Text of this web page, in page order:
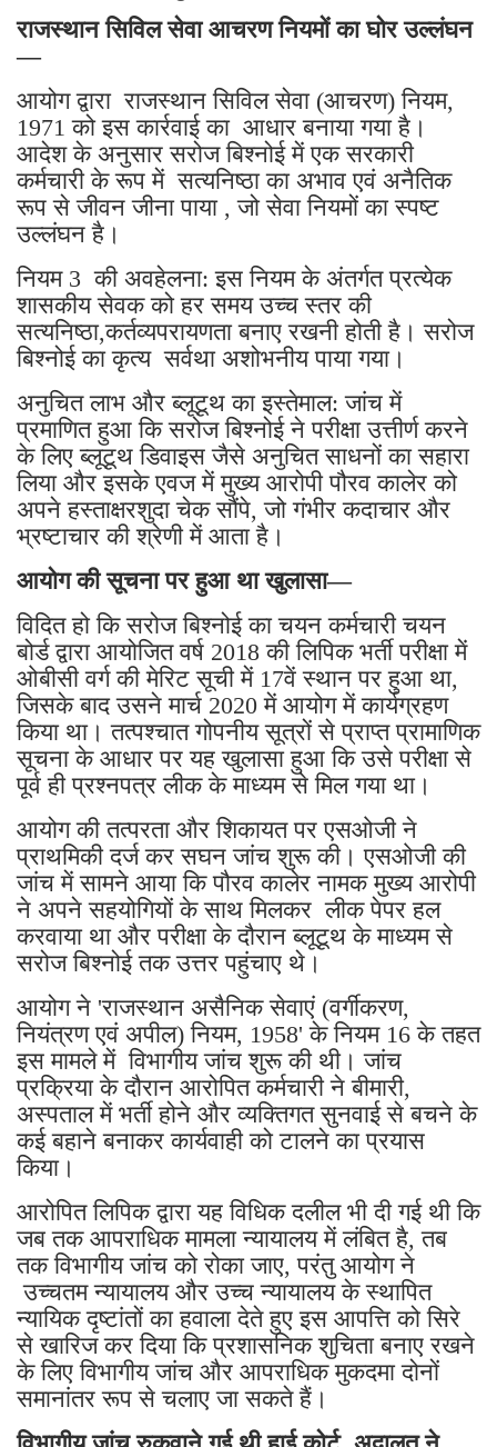
​राजस्थान सिविल सेवा आचरण नियमों का घोर उल्लंघन
—
​आयोग द्वारा राजस्थान सिविल सेवा (आचरण) नियम,
1971 को इस कार्रवाई का आधार बनाया गया है।
आदेश के अनुसार सरोज बिश्नोई में एक सरकारी
कर्मचारी के रूप में सत्यनिष्ठा का अभाव एवं अनैतिक
रूप से जीवन जीना पाया , जो सेवा नियमों का स्पष्ट
उल्लंघन है।
​नियम 3 की अवहेलना: इस नियम के अंतर्गत प्रत्येक
शासकीय सेवक को हर समय उच्च स्तर की
सत्यनिष्ठा,कर्तव्यपरायणता बनाए रखनी होती है। सरोज
बिश्नोई का कृत्य सर्वथा अशोभनीय पाया गया।
​अनुचित लाभ और ब्लूटूथ का इस्तेमाल: जांच में
प्रमाणित हुआ कि सरोज बिश्नोई ने परीक्षा उत्तीर्ण करने
के लिए ब्लूटूथ डिवाइस जैसे अनुचित साधनों का सहारा
लिया और इसके एवज में मुख्य आरोपी पौरव कालेर को
अपने हस्ताक्षरशुदा चेक सौंपे, जो गंभीर कदाचार और
भ्रष्टाचार की श्रेणी में आता है।
​आयोग की सूचना पर हुआ था खुलासा—
​विदित हो कि सरोज बिश्नोई का चयन कर्मचारी चयन
बोर्ड द्वारा आयोजित वर्ष 2018 की लिपिक भर्ती परीक्षा में
ओबीसी वर्ग की मेरिट सूची में 17वें स्थान पर हुआ था,
जिसके बाद उसने मार्च 2020 में आयोग में कार्यग्रहण
किया था। तत्पश्चात गोपनीय सूत्रों से प्राप्त प्रामाणिक
सूचना के आधार पर यह खुलासा हुआ कि उसे परीक्षा से
पूर्व ही प्रश्नपत्र लीक के माध्यम से मिल गया था।
​आयोग की तत्परता और शिकायत पर एसओजी ने
प्राथमिकी दर्ज कर सघन जांच शुरू की। एसओजी की
जांच में सामने आया कि पौरव कालेर नामक मुख्य आरोपी
ने अपने सहयोगियों के साथ मिलकर लीक पेपर हल
करवाया था और परीक्षा के दौरान ब्लूटूथ के माध्यम से
सरोज बिश्नोई तक उत्तर पहुंचाए थे।
​आयोग ने 'राजस्थान असैनिक सेवाएं (वर्गीकरण,
नियंत्रण एवं अपील) नियम, 1958' के नियम 16 के तहत
इस मामले में विभागीय जांच शुरू की थी। जांच
प्रक्रिया के दौरान आरोपित कर्मचारी ने बीमारी,
अस्पताल में भर्ती होने और व्यक्तिगत सुनवाई से बचने के
कई बहाने बनाकर कार्यवाही को टालने का प्रयास
किया।
​आरोपित लिपिक द्वारा यह विधिक दलील भी दी गई थी कि
जब तक आपराधिक मामला न्यायालय में लंबित है, तब
तक विभागीय जांच को रोका जाए, परंतु आयोग ने
उच्चतम न्यायालय और उच्च न्यायालय के स्थापित
न्यायिक दृष्टांतों का हवाला देते हुए इस आपत्ति को सिरे
से खारिज कर दिया कि प्रशासनिक शुचिता बनाए रखने
के लिए विभागीय जांच और आपराधिक मुकदमा दोनों
समानांतर रूप से चलाए जा सकते हैं।
विभागीय ​जांच रुकवाने गई थी हाई कोर्ट, अदालत ने